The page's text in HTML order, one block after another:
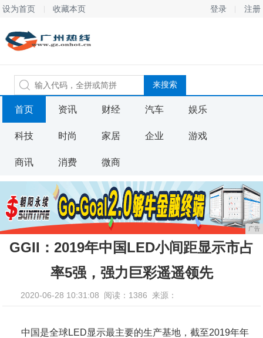
设为首页 收藏本页 登录 注册
首页 资讯 财经 汽车 娱乐
科技 时尚 家居 企业 游戏
商讯 消费 微商
广告
GGII：2019年中国LED小间距显示市占
率5强，强力巨彩遥遥领先
2020-06-28 10:31:08 阅读：1386 来源：
中国是全球LED显示最主要的生产基地，截至2019年年